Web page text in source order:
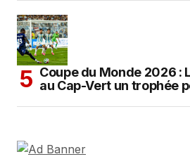
Coupe du Monde 2026 :
au Cap-Vert un trophée